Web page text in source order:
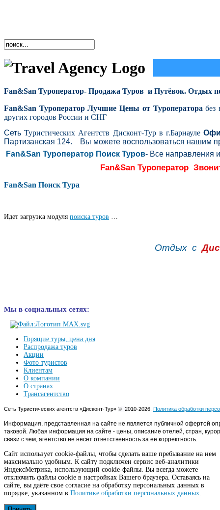
Fan&San Туроператор- Продажа Туров и Путёвок. Отдых
Fan&San Туроператор Лучшие Цены от Туроператора без
других городов России и СНГ
СетьТуристических Агентств Дисконт-Тур в г.Барнауле
Партизанская 124.
Вы можете воспользоваться нашим
Fan&San Туроператор Поиск Туров- Все направления
Fan&San Туроператор
Fan&San Поиск Тура
Идет загрузка модуля поиска туров
Отдых с
Мы в социальных сетях:
Горящие туры, цена дня
Распродажа туров
Акции
Фото туристов
Клиентам
О компании
О странах
Трансагентство
Сеть Туристических агентств «Дисконт-Тур» © 2010-2026. Политика обработки
Информация, представленная на сайте не является публичной офертой
таковой. Любая информация на сайте - цены, описание отелей, стран,
связи с чем, агентство не несет ответственность за ее корректность.
Сайт использует cookie-файлы, чтобы сделать ваше пребывание на нем
максимально удобным. К cайту подключен сервис веб-аналитики
ЯндексМетрика, использующий cookie-файлы. Вы всегда можете
отключить файлы cookie в настройках Вашего браузера. Оставаясь на
сайте, вы даёте свое согласие на обработку персональных данных в
порядке, указанном в Политике обработки персональных данных